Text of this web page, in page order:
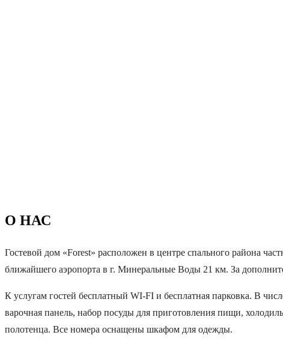
О НАС
Гостевой дом «Forest» расположен в центре спального района
ближайшего аэропорта в г. Минеральные Воды 21 км. За
К услугам гостей бесплатный WI-FI и бесплатная парковка. В
варочная панель, набор посуды для приготовления пищи,
полотенца. Все номера оснащены шкафом для одежды.